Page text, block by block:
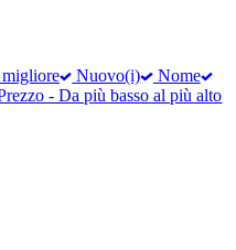
Nuovo(i)
Nome
- Da più basso al più alto